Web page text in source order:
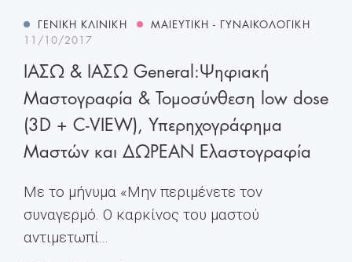
ΓΕΝΙΚΉ ΚΛΙΝΙΚΉ
ΜΑΙΕΥΤΙΚΉ - ΓΥΝΑΙΚΟΛΟΓΙΚΉ
11/10/2017
ΙΑΣΩ & ΙΑΣΩ General:Ψηφιακή
Μαστογραφία & Τομοσύνθεση low dose
(3D + C-VIEW), Υπερηχογράφημα
Μαστών και ΔΩΡΕΑΝ Ελαστογραφία
Mε το μήνυμα «Μην περιμένετε τον
συναγερμό. Ο καρκίνος του μαστού
αντιμετωπί...